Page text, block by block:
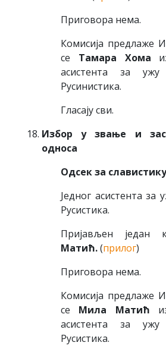
Приговора нема.
Комисија предлаже
се Тамара Хома
асистента за ужу
Русинистика.
Гласају сви.
Избор у звање и
односа
Одсек за славистику
Једног асистента за
Русистика.
Пријављен један
Матић.(прилог)
Приговора нема.
Комисија предлаже
се Мила Матић
асистента за ужу
Русистика.